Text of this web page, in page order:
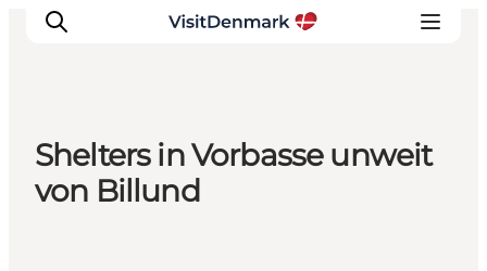
Inspiration
Shelters in Vorbasse unweit
von Billund